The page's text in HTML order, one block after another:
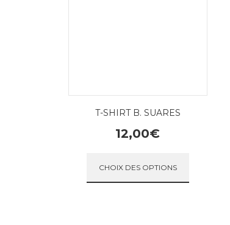
T-SHIRT B. SUARES
12,00€
CHOIX DES OPTIONS